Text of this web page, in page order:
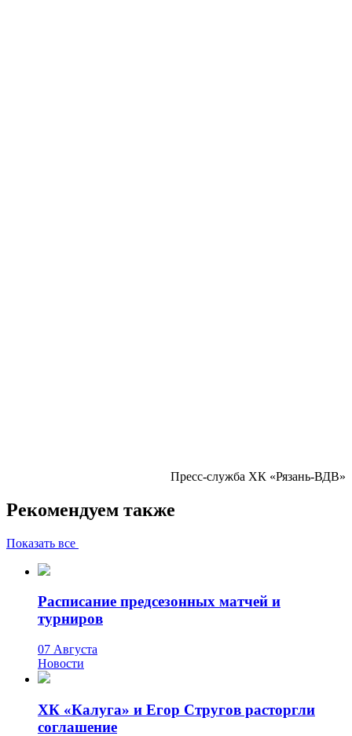
Пресс-служба ХК «Рязань-ВДВ»
Рекомендуем также
Показать все
Расписание предсезонных матчей и
турниров
07 Августа
Новости
ХК «Калуга» и Егор Стругов расторгли
соглашение